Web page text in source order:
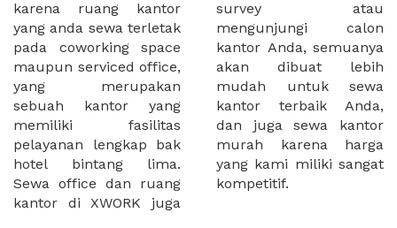
karena ruang kantor
yang anda sewa terletak
pada coworking space
maupun serviced office,
yang merupakan
sebuah kantor yang
memiliki fasilitas
pelayanan lengkap bak
hotel bintang lima.
Sewa office dan ruang
kantor di XWORK juga
survey atau
mengunjungi calon
kantor Anda, semuanya
akan dibuat lebih
mudah untuk sewa
kantor terbaik Anda,
dan juga sewa kantor
murah karena harga
yang kami miliki sangat
kompetitif.